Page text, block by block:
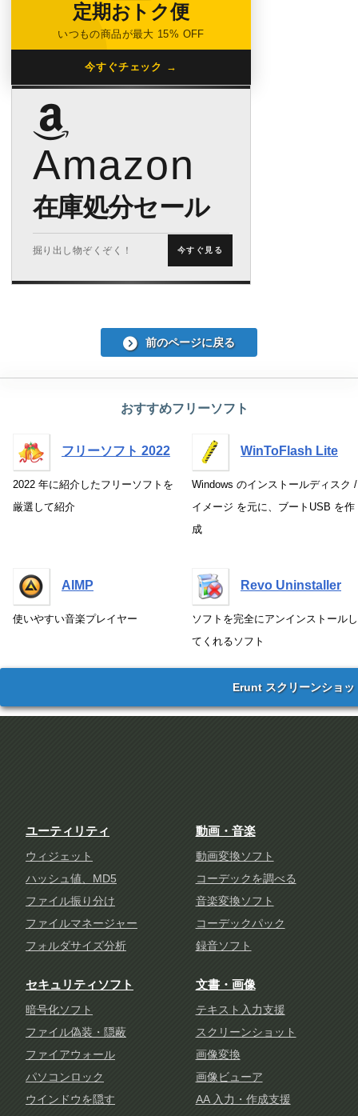
定期おトク便
いつもの商品が最大 15% OFF
今すぐチェック →
Amazon
在庫処分セール
掘り出し物ぞくぞく！ 今すぐ見る
前のページに戻る
おすすめフリーソフト
フリーソフト 2022
2022 年に紹介したフリーソフトを
厳選して紹介
WinToFlash Lite
Windows のインストールディスク /
イメージ を元に、ブートUSB を作
成
AIMP
使いやすい音楽プレイヤー
Revo Uninstaller
ソフトを完全にアンインストールし
てくれるソフト
Erunt スクリーンショッ
ユーティリティ
ウィジェット
ハッシュ値、MD5
ファイル振り分け
ファイルマネージャー
フォルダサイズ分析
動画・音楽
動画変換ソフト
コーデックを調べる
音楽変換ソフト
コーデックパック
録音ソフト
セキュリティソフト
暗号化ソフト
ファイル偽装・隠蔽
ファイアウォール
パソコンロック
ウインドウを隠す
文書・画像
テキスト入力支援
スクリーンショット
画像変換
画像ビューア
AA 入力・作成支援